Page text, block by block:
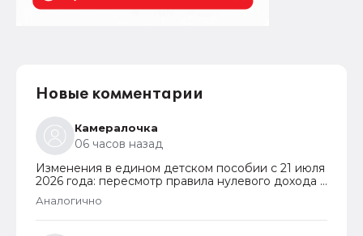
Новые комментарии
Камералочка
06 часов назад
Изменения в едином детском пособии с 21 июля
2026 года: пересмотр правила нулевого дохода и
новый порядок оформления пособий по месту
пребывания
Аналогично